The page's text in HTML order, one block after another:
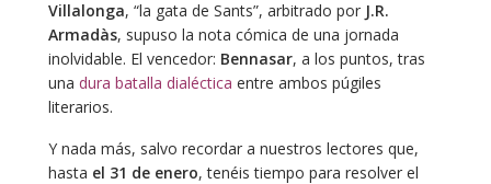
Villalonga, “la gata de Sants”, arbitrado por J.R.
Armadàs, supuso la nota cómica de una jornada
inolvidable. El vencedor: Bennasar, a los puntos, tras
una dura batalla dialéctica entre ambos púgiles
literarios.
Y nada más, salvo recordar a nuestros lectores que,
hasta el 31 de enero, tenéis tiempo para resolver el